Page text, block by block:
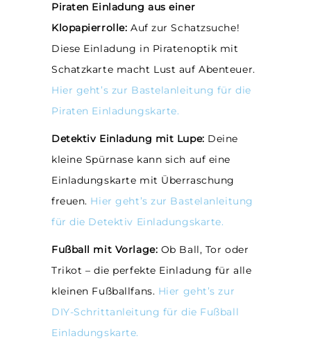
Piraten Einladung aus einer
Klopapierrolle: Auf zur Schatzsuche!
Diese Einladung in Piratenoptik mit
Schatzkarte macht Lust auf Abenteuer.
Hier geht’s zur Bastelanleitung für die
Piraten Einladungskarte.
Detektiv Einladung mit Lupe: Deine
kleine Spürnase kann sich auf eine
Einladungskarte mit Überraschung
freuen. Hier geht’s zur Bastelanleitung
für die Detektiv Einladungskarte.
Fußball mit Vorlage: Ob Ball, Tor oder
Trikot – die perfekte Einladung für alle
kleinen Fußballfans. Hier geht’s zur
DIY-Schrittanleitung für die Fußball
Einladungskarte.